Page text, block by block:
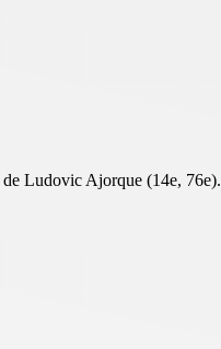
Ludovic Ajorque (14e, 76e).